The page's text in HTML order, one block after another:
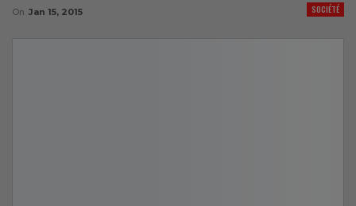
SOCIÉTÉ
On Jan 15, 2015